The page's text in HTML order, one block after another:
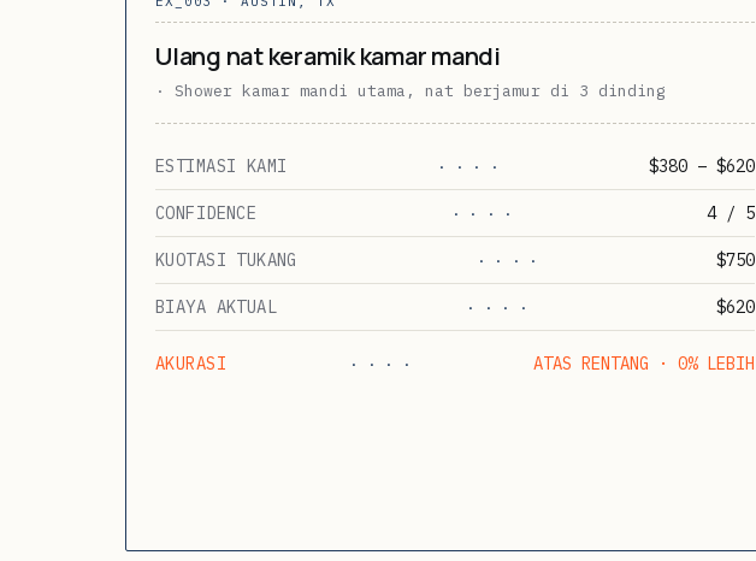
Ulang nat keramik kamar mandi
· Shower kamar mandi utama, nat berjamur di 3 dinding
ESTIMASI KAMI · · · · $380 – $620
CONFIDENCE · · · · 4 / 5
KUOTASI TUKANG · · · · $750
BIAYA AKTUAL · · · · $620
AKURASI · · · · ATAS RENTANG · 0% LEBIH